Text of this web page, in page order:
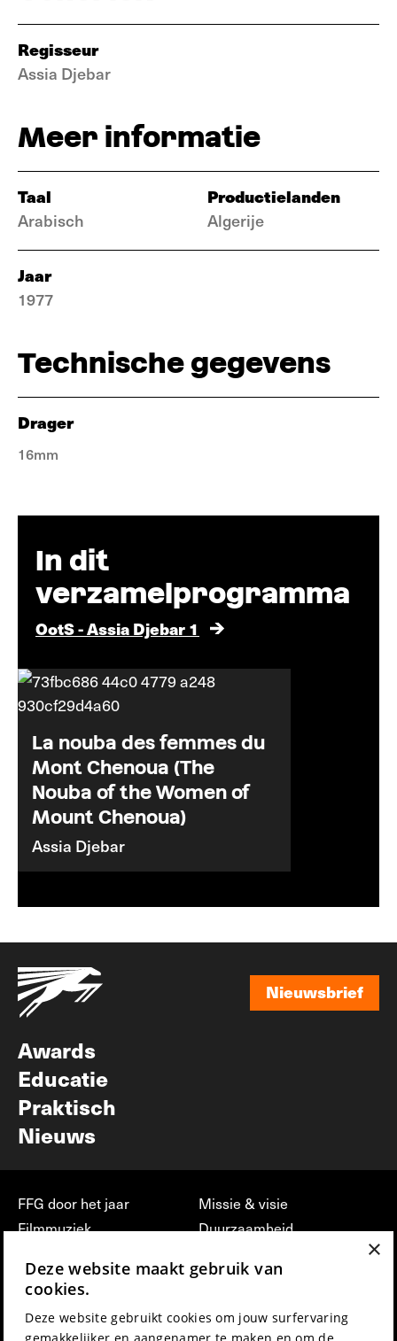
Regisseur
Assia Djebar
Meer informatie
Taal
Arabisch
Productielanden
Algerije
Jaar
1977
Technische gegevens
Drager
16mm
In dit
verzamelprogramma
OotS - Assia Djebar 1
La nouba des femmes du
Mont Chenoua (The
Nouba of the Women of
Mount Chenoua)
Assia Djebar
Nieuwsbrief
Awards
Educatie
Praktisch
Nieuws
FFG door het jaar
Filmmuziek
Press & Industry
Film Fest Friends
Missie & visie
Duurzaamheid
vrijwilligerswerk bij FFG
Privacy & Disclaimer
×
Deze website maakt gebruik van
cookies.
Deze website gebruikt cookies om jouw surfervaring
gemakkelijker en aangenamer te maken en om de